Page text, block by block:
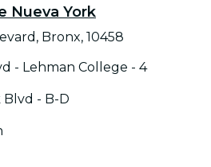
Nueva York
Bronx, 10458
- Lehman College - 4
- B-D